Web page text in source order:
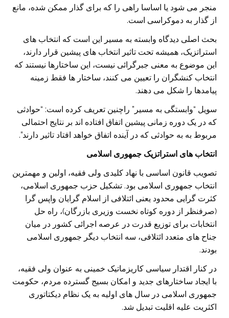
منجر می شود یا اساسا راهی را که برای گذار ممکن شده، مانع
از گذار به دموکراسی است.
بحث اصلی دیدگاه وابسته به مسیر این است که انتخاب های
استراتزیک، همیشه تحت تاثیر انتخاب های پیشین قرار دارند،
این موضوع به معنی جبرگرائی نیست، این ساختارها نیستند که
انتخاب کنشگران را تعیین می کنند، ساختار ها فقط زمینه
پیامدها را شکل می دهند.
سویل “وابستگی به مسیر” راچنین تعریف کرده است: “حوادثی
که در یک دوره زمانی پیشین اتفاق افتاده اند بر نتایج احتمالی
مربوط به به حوادثی که در آینده اتفاق خواهد افتاد تاثیر دارند”.
انتخاب های استراتزیک جمهوری اسلامی
تصویب قانون اساسی با نهاد کلیدی ولی فقیه، اولین و مهمترین
انتخاب جمهوری اسلامی بود. تشکیل حزب جمهوری اسلامی،
کثرت گرایی محدود یعنی ائتلافی از اسلام گرایان واپس گرا
(صرفنظر از دوره کوتاه نخست وزیری بازرگان)، راه حل
انتخابات برای توزیع قدرت در عرصه اجرائی کشور در میان
جناح های متعدد ائتلافی، سه انتخاب دیگر جمهوری اسلامی
بودند.
در کنار اقتدار سیاسی کاریزماتیک خمینی به عنوان ولی فقیه،
با ایجاد ساختارهای جدید و امکان بسیج گسترده مردم، حکومت
جمهوری اسلامی در سال های اولیه به یک نظام دیکتاتوری
اکثریت علیه اقلیت تبدیل شد.